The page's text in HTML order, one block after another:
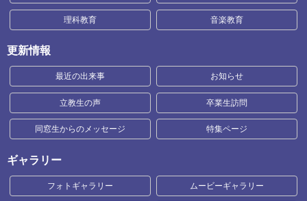
理科教育 音楽教育
更新情報
最近の出来事 お知らせ
立教生の声 卒業生訪問
同窓生からのメッセージ 特集ページ
ギャラリー
フォトギャラリー ムービーギャラリー